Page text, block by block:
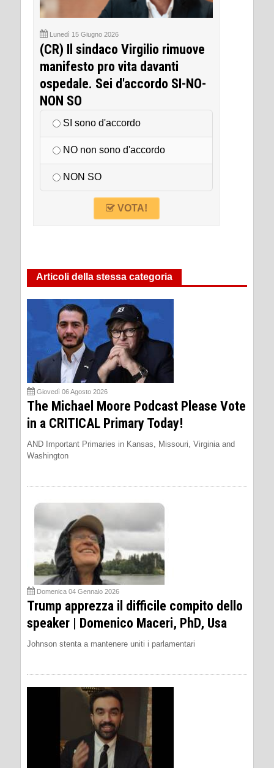
Lunedì 15 Giugno 2026
(CR) Il sindaco Virgilio rimuove
manifesto pro vita davanti
ospedale. Sei d'accordo SI-NO-
NON SO
SI sono d'accordo
NO non sono d'accordo
NON SO
VOTA!
Articoli della stessa categoria
Giovedì 06 Agosto 2026
The Michael Moore Podcast Please Vote
in a CRITICAL Primary Today!
AND Important Primaries in Kansas, Missouri, Virginia and
Washington
Domenica 04 Gennaio 2026
Trump apprezza il difficile compito dello
speaker | Domenico Maceri, PhD, Usa
Johnson stenta a mantenere uniti i parlamentari